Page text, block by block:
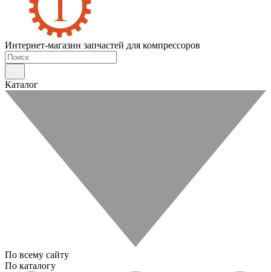
Интернет-магазин запчастей для компрессоров
Каталог
По всему сайту
По каталогу